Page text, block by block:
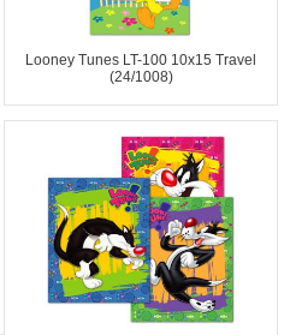
Looney Tunes LT-100 10x15 Travel
(24/1008)